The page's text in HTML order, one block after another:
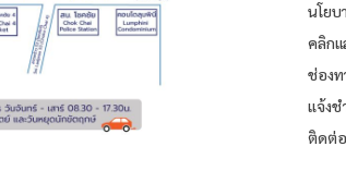
นโยบ
คลิก
ช่องท
แจ้งช
ติดต่อ